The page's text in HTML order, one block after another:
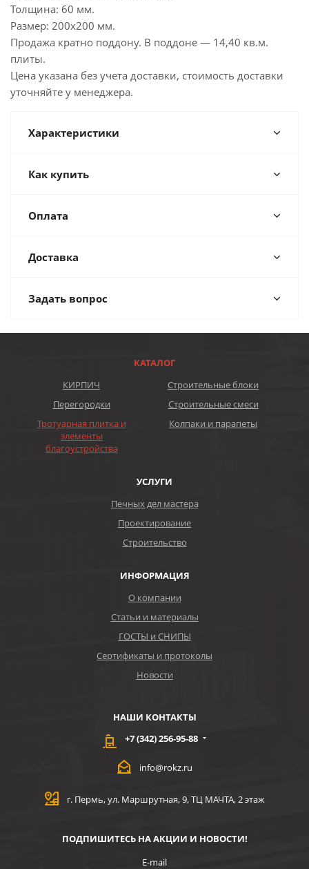
Толщина: 60 мм.
Размер: 200х200 мм.
Продажа кратно поддону. В поддоне — 14,40 кв.м.
плиты.
Цена указана без учета доставки, стоимость доставки
уточняйте у менеджера.
Характеристики
Как купить
Оплата
Доставка
Задать вопрос
КАТАЛОГ
КИРПИЧ
Строительные блоки
Перегородки
Строительные смеси
Тротуарная плитка и
элементы
благоустройства
Колпаки и парапеты
УСЛУГИ
Печных дел мастера
Проектирование
Строительство
ИНФОРМАЦИЯ
О компании
Статьи и материалы
ГОСТЫ и СНИПЫ
Сертификаты и протоколы
Новости
НАШИ КОНТАКТЫ
+7 (342) 256-95-88
info@rokz.ru
г. Пермь, ул. Маршрутная, 9, ТЦ МАЧТА, 2 этаж
ПОДПИШИТЕСЬ НА АКЦИИ И НОВОСТИ!
E-mail